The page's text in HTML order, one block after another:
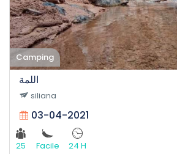
Camping
اللمة
siliana
03-04-2021
25 Facile 24 H